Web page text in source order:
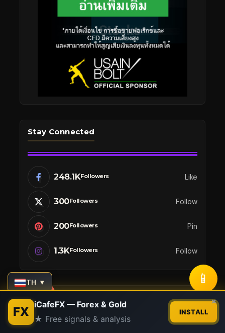
Stay Connected
248.1KFollowers Like
300Followers Follow
200Followers Pin
1.3KFollowers Follow
Latest News
TH ▼ 📱
FX iCafeFX — Forex & Gold
★ Free signals & analysis
INSTALL
×
Contact us
Open